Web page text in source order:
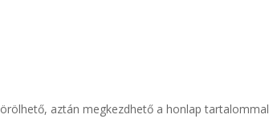
aztán megkezdhető a honlap tartalommal